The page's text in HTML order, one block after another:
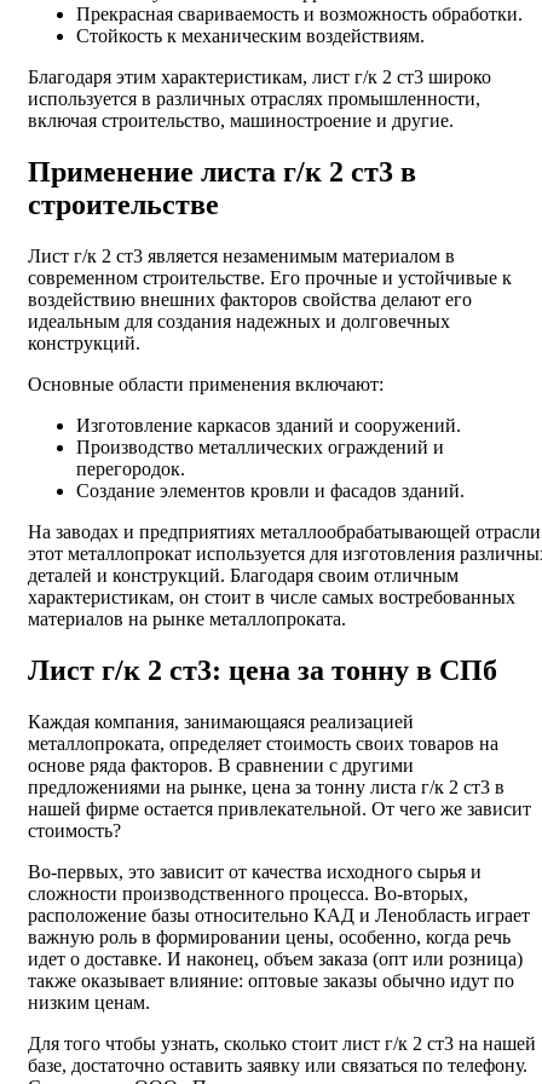
Прекрасная свариваемость и возможность обработки.
Стойкость к механическим воздействиям.
Благодаря этим характеристикам, лист г/к 2 ст3 широко
используется в различных отраслях промышленности,
включая строительство, машиностроение и другие.
Применение листа г/к 2 ст3 в
строительстве
Лист г/к 2 ст3 является незаменимым материалом в
современном строительстве. Его прочные и устойчивые к
воздействию внешних факторов свойства делают его
идеальным для создания надежных и долговечных
конструкций.
Основные области применения включают:
Изготовление каркасов зданий и сооружений.
Производство металлических ограждений и
перегородок.
Создание элементов кровли и фасадов зданий.
На заводах и предприятиях металлообрабатывающей отрасли
этот металлопрокат используется для изготовления
деталей и конструкций. Благодаря своим отличным
характеристикам, он стоит в числе самых востребованных
материалов на рынке металлопроката.
Лист г/к 2 ст3: цена за тонну в СПб
Каждая компания, занимающаяся реализацией
металлопроката, определяет стоимость своих товаров на
основе ряда факторов. В сравнении с другими
предложениями на рынке, цена за тонну листа г/к 2 ст3 в
нашей фирме остается привлекательной. От чего же зависит
стоимость?
Во-первых, это зависит от качества исходного сырья и
сложности производственного процесса. Во-вторых,
расположение базы относительно КАД и Ленобласть играет
важную роль в формировании цены, особенно, когда речь
идет о доставке. И наконец, объем заказа (опт или розница)
также оказывает влияние: оптовые заказы обычно идут по
низким ценам.
Для того чтобы узнать, сколько стоит лист г/к 2 ст3 на нашей
базе, достаточно оставить заявку или связаться по телефону.